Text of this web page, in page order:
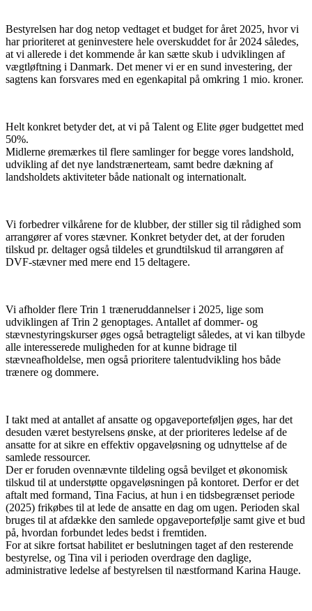
Bestyrelsen har dog netop vedtaget et budget for året 2025, hvor vi
har prioriteret at geninvestere hele overskuddet for år 2024 således,
at vi allerede i det kommende år kan sætte skub i udviklingen af
vægtløftning i Danmark. Det mener vi er en sund investering, der
sagtens kan forsvares med en egenkapital på omkring 1 mio. kroner.
Helt konkret betyder det, at vi på Talent og Elite øger budgettet med
50%.
Midlerne øremærkes til flere samlinger for begge vores landshold,
udvikling af det nye landstrænerteam, samt bedre dækning af
landsholdets aktiviteter både nationalt og internationalt.
Vi forbedrer vilkårene for de klubber, der stiller sig til rådighed som
arrangører af vores stævner. Konkret betyder det, at der foruden
tilskud pr. deltager også tildeles et grundtilskud til arrangøren af
DVF-stævner med mere end 15 deltagere.
Vi afholder flere Trin 1 træneruddannelser i 2025, lige som
udviklingen af Trin 2 genoptages. Antallet af dommer- og
stævnestyringskurser øges også betragteligt således, at vi kan tilbyde
alle interesserede muligheden for at kunne bidrage til
stævneafholdelse, men også prioritere talentudvikling hos både
trænere og dommere.
I takt med at antallet af ansatte og opgaveporteføljen øges, har det
desuden været bestyrelsens ønske, at der prioriteres ledelse af de
ansatte for at sikre en effektiv opgaveløsning og udnyttelse af de
samlede ressourcer.
Der er foruden ovennævnte tildeling også bevilget et økonomisk
tilskud til at understøtte opgaveløsningen på kontoret. Derfor er det
aftalt med formand, Tina Facius, at hun i en tidsbegrænset periode
(2025) frikøbes til at lede de ansatte en dag om ugen. Perioden skal
bruges til at afdække den samlede opgaveportefølje samt give et bud
på, hvordan forbundet ledes bedst i fremtiden.
For at sikre fortsat habilitet er beslutningen taget af den resterende
bestyrelse, og Tina vil i perioden overdrage den daglige,
administrative ledelse af bestyrelsen til næstformand Karina Hauge.